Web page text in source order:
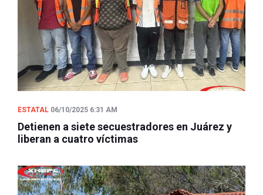
ESTATAL 06/10/2025 6:31 AM
Detienen a siete secuestradores en Juárez y
liberan a cuatro víctimas